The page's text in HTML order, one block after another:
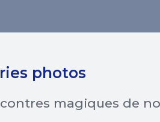
photos
magiques de